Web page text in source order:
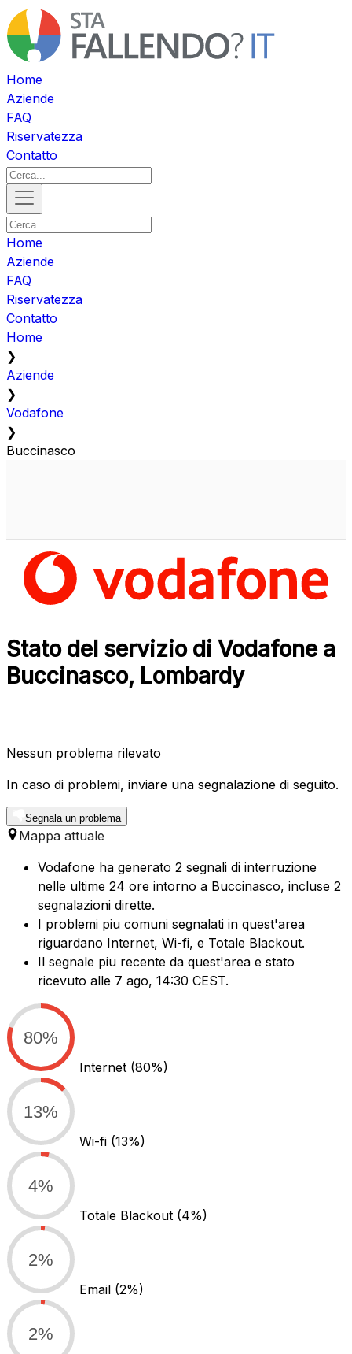
Home
Aziende
FAQ
Riservatezza
Contatto
Home
Aziende
FAQ
Riservatezza
Contatto
Home
❯
Aziende
❯
Vodafone
❯
Buccinasco
Stato del servizio di Vodafone a
Buccinasco, Lombardy
Nessun problema rilevato
In caso di problemi, inviare una segnalazione di seguito.
Segnala un problema
Mappa attuale
Vodafone ha generato 2 segnali di interruzione
nelle ultime 24 ore intorno a Buccinasco, incluse 2
segnalazioni dirette.
I problemi piu comuni segnalati in quest'area
riguardano Internet, Wi-fi, e Totale Blackout.
Il segnale piu recente da quest'area e stato
ricevuto alle 7 ago, 14:30 CEST.
80%
Internet (80%)
13%
Wi-fi (13%)
4%
Totale Blackout (4%)
2%
Email (2%)
2%